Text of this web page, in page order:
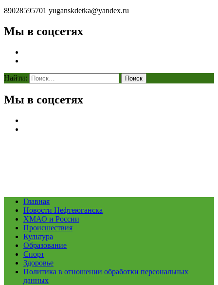
89028595701 yuganskdetka@yandex.ru
Мы в соцсетях
Найти:
Мы в соцсетях
Главная
Новости Нефтеюганска
ХМАО и России
Происшествия
Культура
Образование
Спорт
Здоровье
Политика в отношении обработки персональных
данных